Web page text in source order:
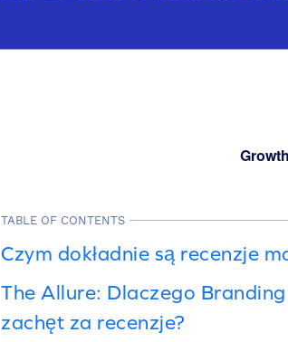
TABLE OF CONTENTS
Czym dokładnie są recenzje
The Allure: Dlaczego
zachęt za recenzje?